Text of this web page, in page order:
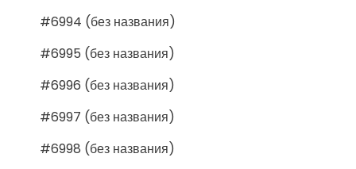
#6994 (без названия)
#6995 (без названия)
#6996 (без названия)
#6997 (без названия)
#6998 (без названия)